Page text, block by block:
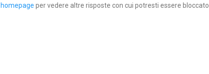
homepage per vedere altre risposte con cui potresti essere bloccato